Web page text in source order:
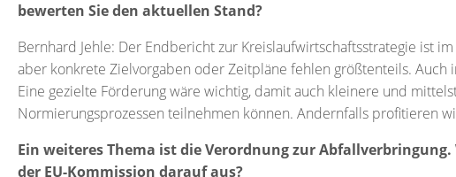
bewerten Sie den aktuellen Stand?
Bernhard Jehle: Der Endbericht zur Kreislaufwirtschaftsstrategie ist
aber konkrete Zielvorgaben oder Zeitpläne fehlen größtenteils. Auch
Eine gezielte Förderung wäre wichtig, damit auch kleinere und
Normierungsprozessen teilnehmen können. Andernfalls profitieren
Ein weiteres Thema ist die Verordnung zur
der EU-Kommission darauf aus?